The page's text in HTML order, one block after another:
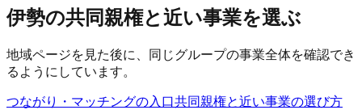
伊勢の共同親権と近い事業を選ぶ
地域ページを見た後に、同じグループの事業全体を確認でき
るようにしています。
つながり・マッチングの入口共同親権と近い事業の選び方